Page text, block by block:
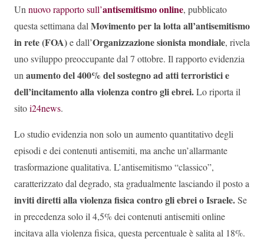
Unnuovo rapporto sull’antisemitismo online, pubblicato
questa settimana dalMovimento per la lotta all’antisemitismo
in rete (FOA)e dall’Organizzazione sionista mondiale, rivela
uno sviluppo preoccupante dal 7 ottobre. Il rapporto evidenzia
unaumento del 400% del sostegno ad atti terroristici e
dell’incitamento alla violenza contro gli ebrei.Lo riporta il
sitoi24news.
Lo studio evidenzia non solo un aumento quantitativo degli
episodi e dei contenuti antisemiti, ma anche un’allarmante
trasformazione qualitativa. L’antisemitismo “classico”,
caratterizzato dal degrado, sta gradualmente lasciando il posto a
inviti diretti alla violenza fisica contro gli ebrei o Israele.Se
in precedenza solo il 4,5% dei contenuti antisemiti online
incitava alla violenza fisica, questa percentuale è salita al 18%.